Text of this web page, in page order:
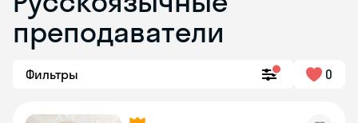
преподаватели
Фильтры 0